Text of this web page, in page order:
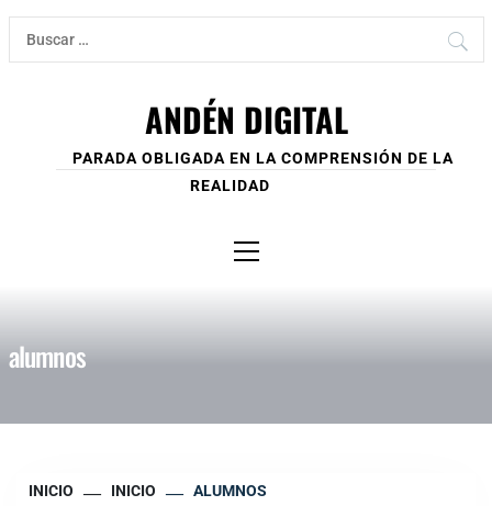
Ir
contenido
Buscar:
ANDÉN DIGITAL
PARADA OBLIGADA EN LA COMPRENSIÓN DE LA
REALIDAD
principal
alumnos
INICIO INICIO ALUMNOS